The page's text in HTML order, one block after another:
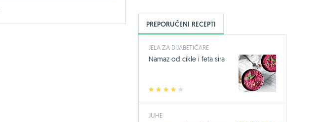
PREPORUČENI RECEPTI
JELA ZA DIJABETIČARE
2 3 4
Namaz od cikle i feta sira
JUHE